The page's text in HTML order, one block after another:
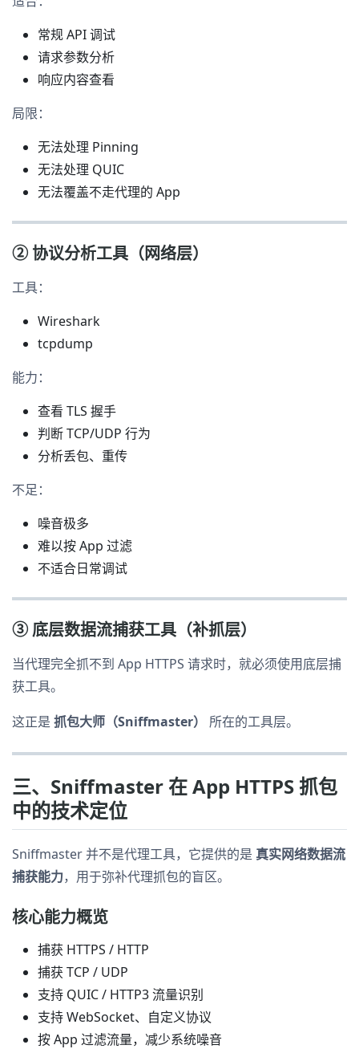
常规 API 调试
请求参数分析
响应内容查看
局限：
无法处理 Pinning
无法处理 QUIC
无法覆盖不走代理的 App
② 协议分析工具（网络层）
工具：
Wireshark
tcpdump
能力：
查看 TLS 握手
判断 TCP/UDP 行为
分析丢包、重传
不足：
噪音极多
难以按 App 过滤
不适合日常调试
③ 底层数据流捕获工具（补抓层）
当代理完全抓不到 App HTTPS 请求时，就必须使用底层捕
获工具。
这正是 抓包大师（Sniffmaster） 所在的工具层。
三、Sniffmaster 在 App HTTPS 抓包
中的技术定位
Sniffmaster 并不是代理工具，它提供的是 真实网络数据流
捕获能力，用于弥补代理抓包的盲区。
核心能力概览
捕获 HTTPS / HTTP
捕获 TCP / UDP
支持 QUIC / HTTP3 流量识别
支持 WebSocket、自定义协议
按 App 过滤流量，减少系统噪音